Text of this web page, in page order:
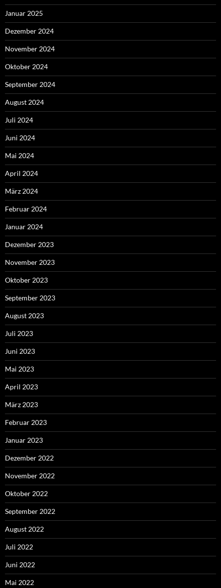
Januar 2025
Dezember 2024
November 2024
Oktober 2024
September 2024
August 2024
Juli 2024
Juni 2024
Mai 2024
April 2024
März 2024
Februar 2024
Januar 2024
Dezember 2023
November 2023
Oktober 2023
September 2023
August 2023
Juli 2023
Juni 2023
Mai 2023
April 2023
März 2023
Februar 2023
Januar 2023
Dezember 2022
November 2022
Oktober 2022
September 2022
August 2022
Juli 2022
Juni 2022
Mai 2022